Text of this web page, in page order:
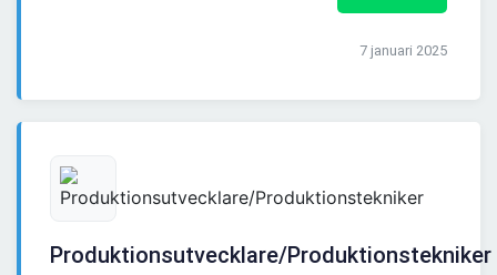
7 januari 2025
Produktionsutvecklare/Produktionstekniker